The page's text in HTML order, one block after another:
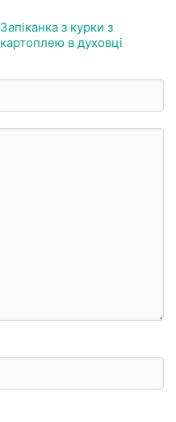
Запіканка з курки з
картоплею в духовці